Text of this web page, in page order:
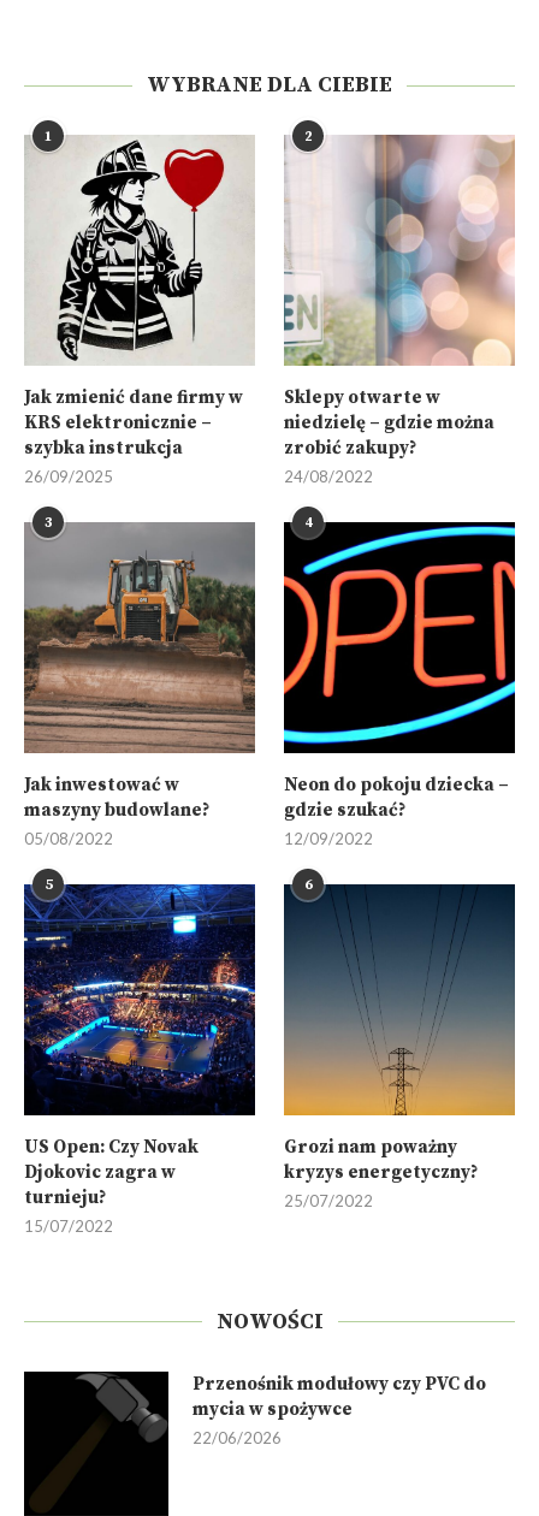
WYBRANE DLA CIEBIE
1
Jak zmienić dane firmy w
KRS elektronicznie –
szybka instrukcja
26/09/2025
2
Sklepy otwarte w
niedzielę – gdzie można
zrobić zakupy?
24/08/2022
3
Jak inwestować w
maszyny budowlane?
05/08/2022
4
Neon do pokoju dziecka –
gdzie szukać?
12/09/2022
5
US Open: Czy Novak
Djokovic zagra w
turnieju?
15/07/2022
6
Grozi nam poważny
kryzys energetyczny?
25/07/2022
NOWOŚCI
Przenośnik modułowy czy PVC do
mycia w spożywce
22/06/2026